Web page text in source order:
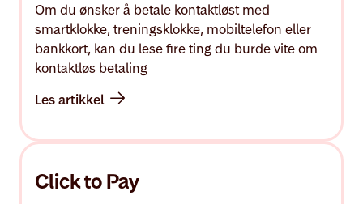
Om du ønsker å betale kontaktløst med
smartklokke, treningsklokke, mobiltelefon eller
bankkort, kan du lese fire ting du burde vite om
kontaktløs betaling
Les artikkel
Click to Pay